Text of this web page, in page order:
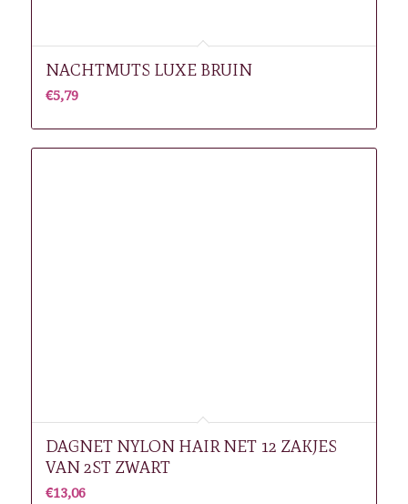
NACHTMUTS LUXE BRUIN
€5,79
DAGNET NYLON HAIR NET 12 ZAKJES
VAN 2ST ZWART
€13,06